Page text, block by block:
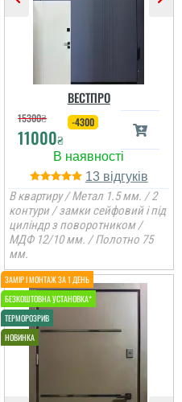
ВЕСТПРО
15300₴
11000₴
-4300
13
В квартиру / Метал 1.5 мм. / 2
контури / замки сейфовий і під
циліндр з поворотником /
МДФ 12/10 мм. / Полотно 75
мм.